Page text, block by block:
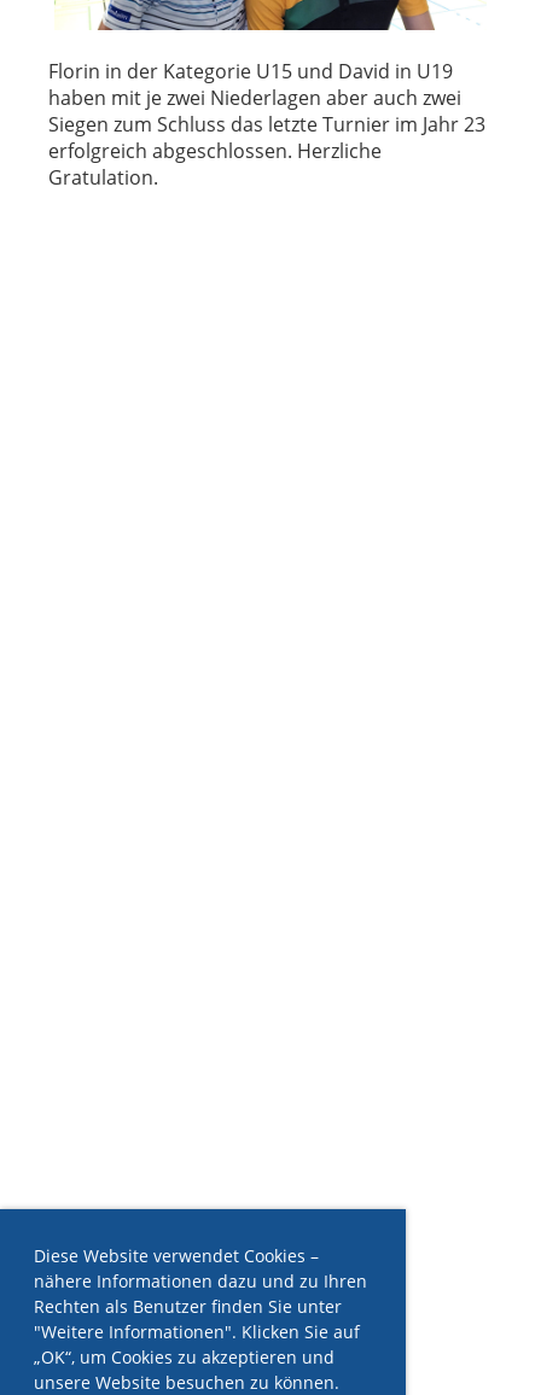
Diese Website verwendet Cookies –
nähere Informationen dazu und zu Ihren
Rechten als Benutzer finden Sie unter
"Weitere Informationen". Klicken Sie auf
„OK“, um Cookies zu akzeptieren und
unsere Website besuchen zu können.
Florin in der Kategorie U15 und David in U19
haben mit je zwei Niederlagen aber auch zwei
Siegen zum Schluss das letzte Turnier im Jahr 23
erfolgreich abgeschlossen. Herzliche
Gratulation.